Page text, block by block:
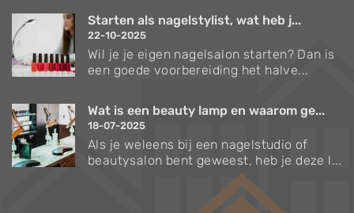
Starten als nagelstylist, wat heb j...
22-10-2025
Wil je je eigen nagelsalon starten? Dan is
een goede voorbereiding het halve...
Wat is een beauty lamp en waarom ge...
18-07-2025
Als je weleens bij een nagelstudio of
beautysalon bent geweest, heb je deze l...